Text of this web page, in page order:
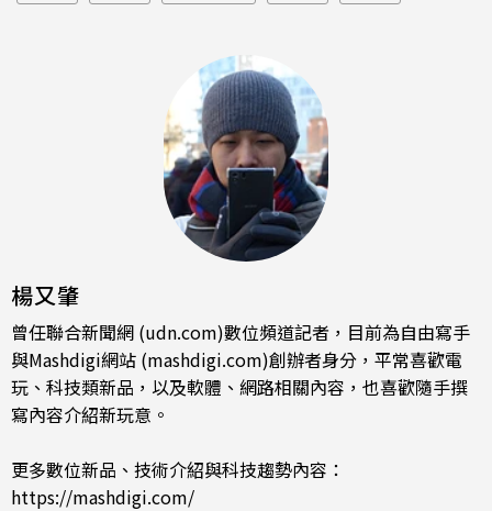
楊又肇
曾任聯合新聞網 (udn.com)數位頻道記者，目前為自由寫手
與Mashdigi網站 (mashdigi.com)創辦者身分，平常喜歡電
玩、科技類新品，以及軟體、網路相關內容，也喜歡隨手撰
寫內容介紹新玩意。
更多數位新品、技術介紹與科技趨勢內容：
https://mashdigi.com/